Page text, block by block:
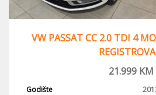
VW PASSAT CC 2.0 TDI 4
21.999KM
Godište